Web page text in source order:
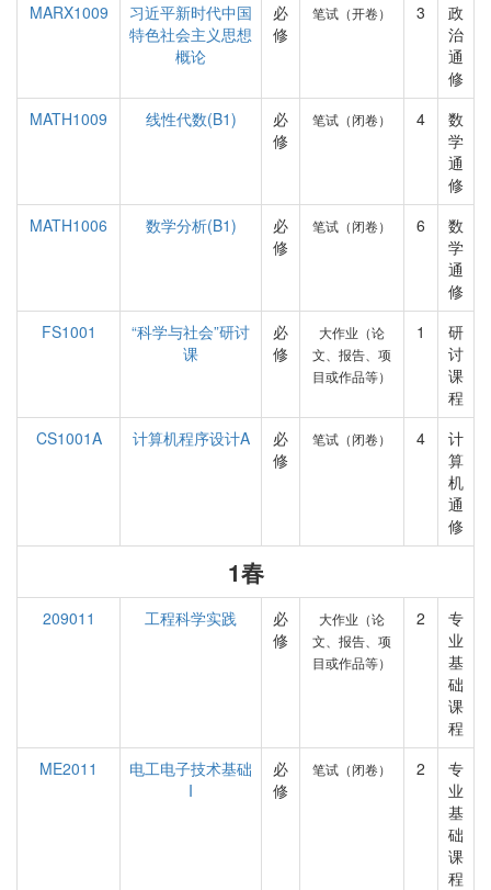
MARX1009
习近平新时代中国
特色社会主义思想
概论
必
修
笔试（开卷） 3
政
治
通
修
MATH1009
线性代数(B1)
必
修
笔试（闭卷） 4
数
学
通
修
MATH1006
数学分析(B1)
必
修
笔试（闭卷） 6
数
学
通
修
FS1001
“科学与社会”研讨
课
必
修
大作业（论
文、报告、项
目或作品等）
1
研
讨
课
程
CS1001A
计算机程序设计A
必
修
笔试（闭卷） 4
计
算
机
通
修
1春
209011 工程科学实践
必
修
大作业（论
文、报告、项
目或作品等）
2
专
业
基
础
课
程
ME2011
电工电子技术基础
I
必
修
笔试（闭卷） 2
专
业
基
础
课
程